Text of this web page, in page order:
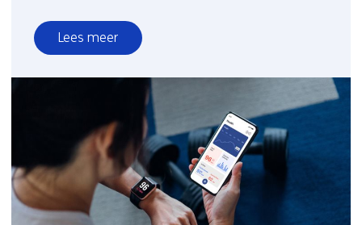
Lees meer
over
Digitale